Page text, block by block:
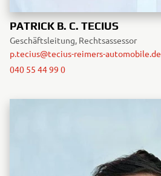
PATRICK B. C. TECIUS
Geschäftsleitung, Rechtsassessor
p.tecius@tecius-reimers-automobile.de
040 55 44 99 0